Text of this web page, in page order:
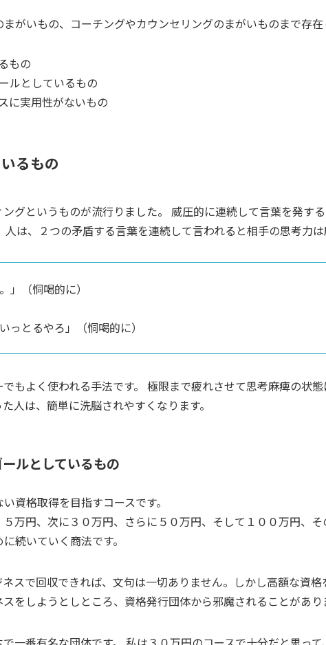
がいもの、コーチングやカウンセリングのまがいものまで存在
もの
ルとしているもの
に実用性がないもの
るもの
グというものが流行りました。 威圧的に連続して言葉を発す
は、２つの矛盾する言葉を連続して言われると相手の思考力は
」（恫喝的に）
っとるやろ」（恫喝的に）
もよく使われる手法です。 極限まで疲れさせて思考麻痺の状
人は、簡単に洗脳されやすくなります。
ルとしているもの
資格取得を目指すコースです。
万円、次に３０万円、さらに５０万円、そして１００万円、
続いていく商法です。
スで回収できれば、文句は一切ありません。しかし高額な資
をしようとしところ、資格発行団体から邪魔されることがあり